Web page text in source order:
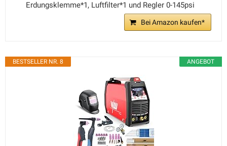
Erdungsklemme*1, Luftfilter*1 und Regler 0-145psi
Bei Amazon kaufen*
ANGEBOT
BESTSELLER NR. 8